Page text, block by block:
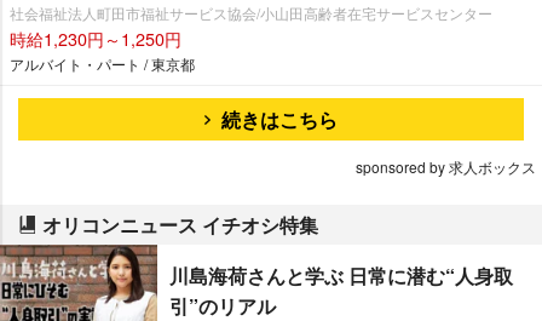
社会福祉法人町田市福祉サービス協会/小山田高齢者在宅サービスセンター
時給1,230円～1,250円
アルバイト・パート / 東京都
続きはこちら
sponsored by 求人ボックス
オリコンニュース イチオシ特集
川島海荷さんと学ぶ 日常に潜む“人身取
引”のリアル